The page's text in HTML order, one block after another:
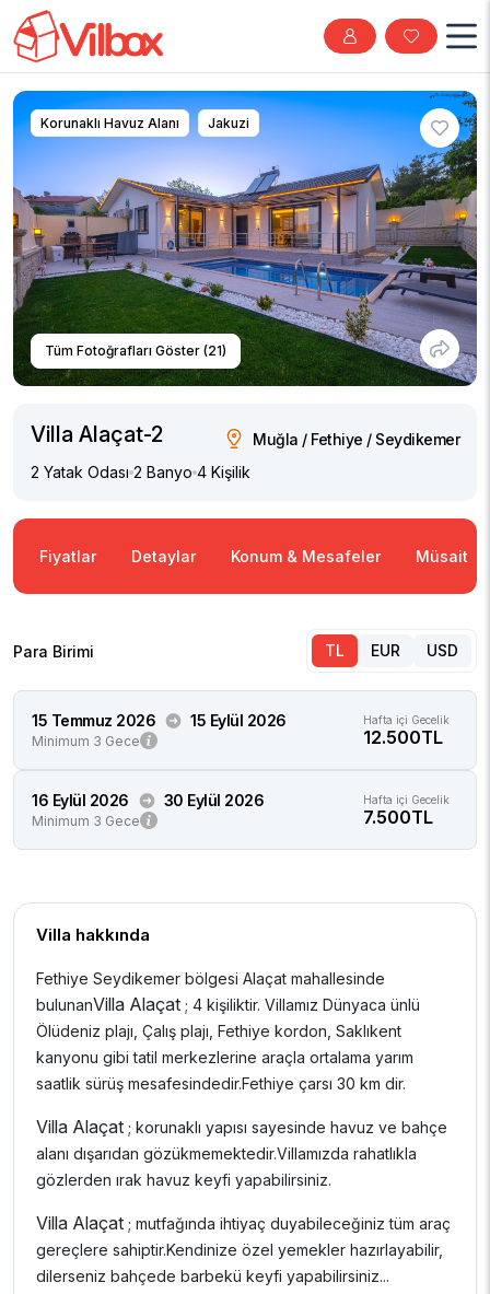
Tüm Fotoğrafları Göster (21)
Korunaklı Havuz Alanı Jakuzi
Villa Alaçat-2
Muğla / Fethiye / Seydikemer
2 Yatak Odası 2 Banyo 4 Kişilik
Fiyatlar Detaylar Konum & Mesafeler Müsaitlik
Para Birimi TL EUR USD
15 Temmuz 2026 15 Eylül 2026
Minimum 3 Gece
Hafta içi Gecelik
12.500TL
16 Eylül 2026 30 Eylül 2026
Minimum 3 Gece
Hafta içi Gecelik
7.500TL
Villa hakkında
Fethiye Seydikemer bölgesi Alaçat mahallesinde
bulunanVilla Alaçat ; 4 kişiliktir. Villamız Dünyaca ünlü
Ölüdeniz plajı, Çalış plajı, Fethiye kordon, Saklıkent
kanyonu gibi tatil merkezlerine araçla ortalama yarım
saatlik sürüş mesafesindedir.Fethiye çarsı 30 km dir.
Villa Alaçat ; korunaklı yapısı sayesinde havuz ve bahçe
alanı dışarıdan gözükmemektedir.Villamızda rahatlıkla
gözlerden ırak havuz keyfi yapabilirsiniz.
Villa Alaçat ; mutfağında ihtiyaç duyabileceğiniz tüm araç
gereçlere sahiptir.Kendinize özel yemekler hazırlayabilir,
dilerseniz bahçede barbekü keyfi yapabilirsiniz...